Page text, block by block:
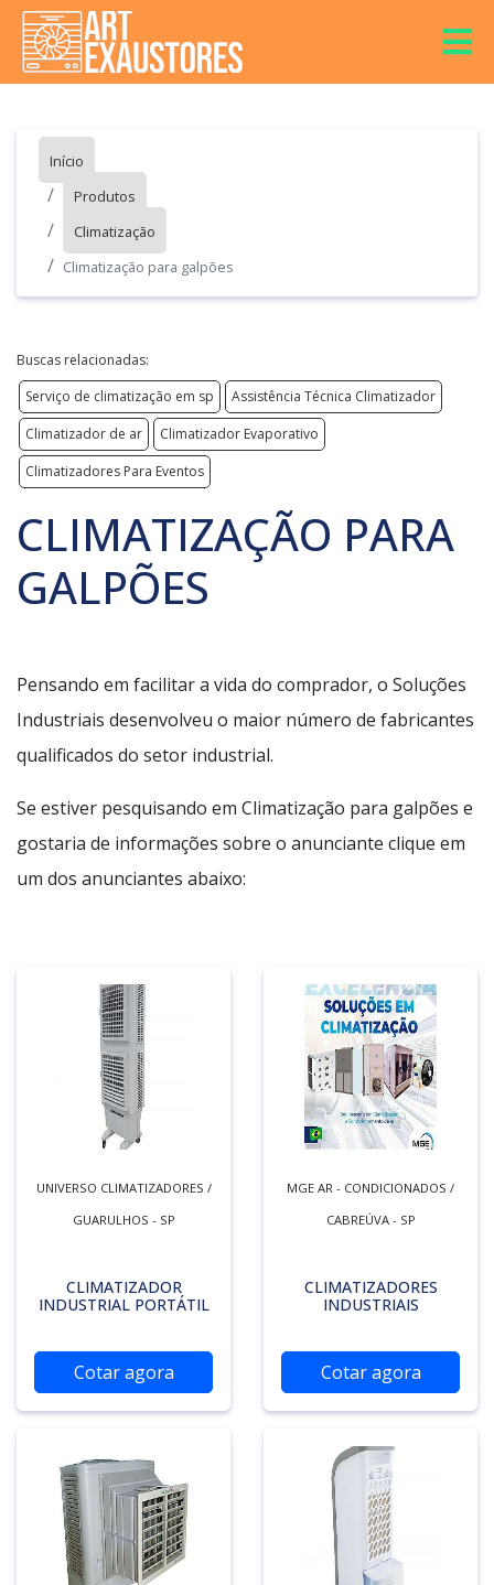
Início
Produtos
Climatização
Climatização para galpões
Buscas relacionadas:
Serviço de climatização em sp
Assistência Técnica Climatizador
Climatizador de ar
Climatizador Evaporativo
Climatizadores Para Eventos
CLIMATIZAÇÃO PARA
GALPÕES
Pensando em facilitar a vida do comprador, o Soluções
Industriais desenvolveu o maior número de fabricantes
qualificados do setor industrial.
Se estiver pesquisando em Climatização para galpões e
gostaria de informações sobre o anunciante clique em
um dos anunciantes abaixo:
UNIVERSO CLIMATIZADORES /
GUARULHOS - SP
CLIMATIZADOR
INDUSTRIAL PORTÁTIL
Cotar agora
MGE AR - CONDICIONADOS /
CABREÚVA - SP
CLIMATIZADORES
INDUSTRIAIS
Cotar agora